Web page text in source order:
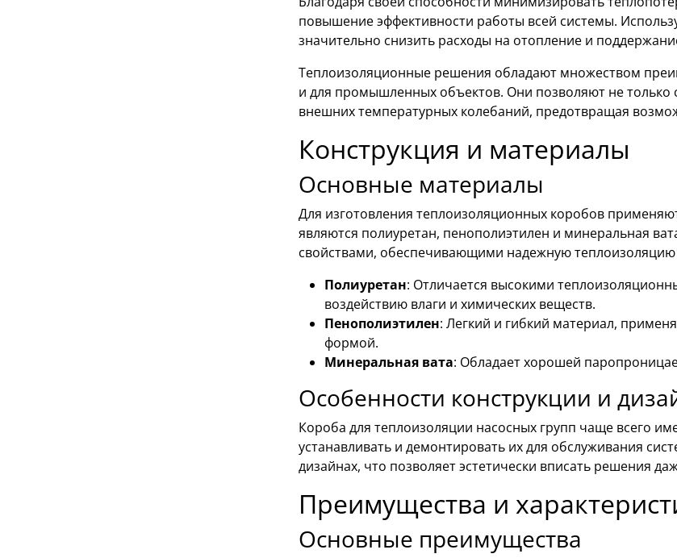
повышение эффективности работы всей системы.
значительно снизить расходы на отопление и
Теплоизоляционные решения обладают множеством
и для промышленных объектов. Они позволяют не только
внешних температурных колебаний, предотвращая
Конструкция и материалы
Основные материалы
Для изготовления теплоизоляционных коробов
являются полиуретан, пенополиэтилен и минеральная
свойствами, обеспечивающими надежную теплоизоляцию
Полиуретан: Отличается высокими
воздействию влаги и химических веществ.
Пенополиэтилен: Легкий и гибкий материал,
формой.
Минеральная вата: Обладает хорошей
Особенности конструкции и
Короба для теплоизоляции насосных групп чаще всего
устанавливать и демонтировать их для обслуживания
дизайнах, что позволяет эстетически вписать решения
Преимущества и
Основные преимущества